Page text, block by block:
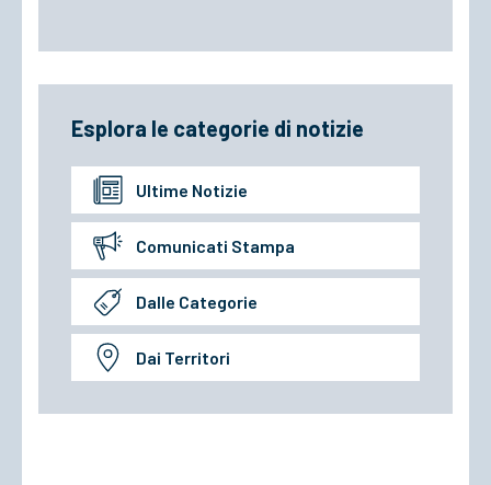
Esplora le categorie di notizie
Ultime Notizie
Comunicati Stampa
Dalle Categorie
Dai Territori